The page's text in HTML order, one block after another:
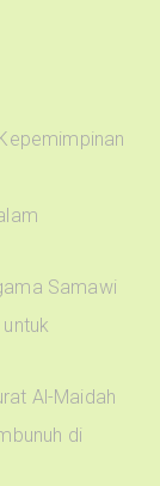
Samawi
Al-Maidah
di